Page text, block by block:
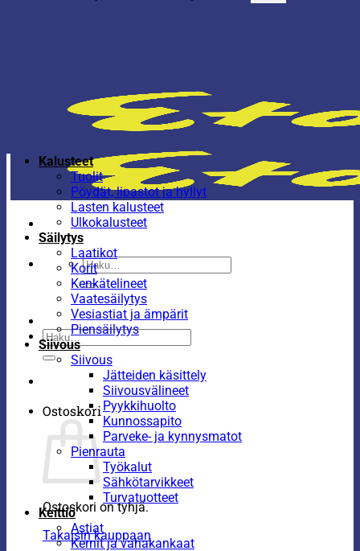
Etsi:
Etsi:
Ostoskori
Ostoskori on tyhjä.
Takaisin kauppaan
Kalusteet
Tuolit
Pöydät, lipastot ja hyllyt
Lasten kalusteet
Ulkokalusteet
Säilytys
Laatikot
Korit
Kenkätelineet
Vaatesäilytys
Vesiastiat ja ämpärit
Piensäilytys
Siivous
Siivous
Jätteiden käsittely
Siivousvälineet
Pyykkihuolto
Kunnossapito
Parveke- ja kynnysmatot
Pienrauta
Työkalut
Sähkötarvikkeet
Turvatuotteet
Keittiö
Astiat
Kernit ja vahakankaat